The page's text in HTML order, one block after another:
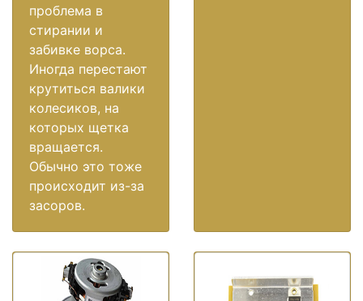
проблема в
стирании и
забивке ворса.
Иногда перестают
крутиться валики
колесиков, на
которых щетка
вращается.
Обычно это тоже
происходит из-за
засоров.